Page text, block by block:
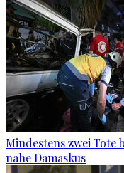
Mindestens zwei Tote
nahe Damaskus